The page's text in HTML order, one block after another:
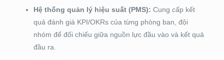
Hệ thống quản lý hiệu suất (PMS): Cung cấp kết
quả đánh giá KPI/OKRs của từng phòng ban, đội
nhóm để đối chiếu giữa nguồn lực đầu vào và kết quả
đầu ra.